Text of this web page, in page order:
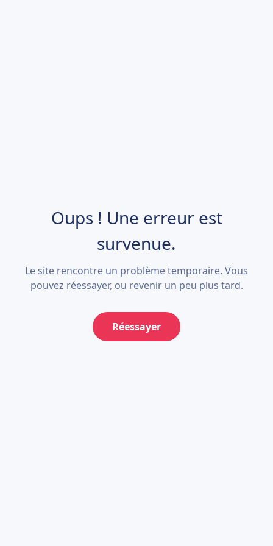
Oups ! Une erreur est
survenue.
Le site rencontre un problème temporaire. Vous
pouvez réessayer, ou revenir un peu plus tard.
Réessayer